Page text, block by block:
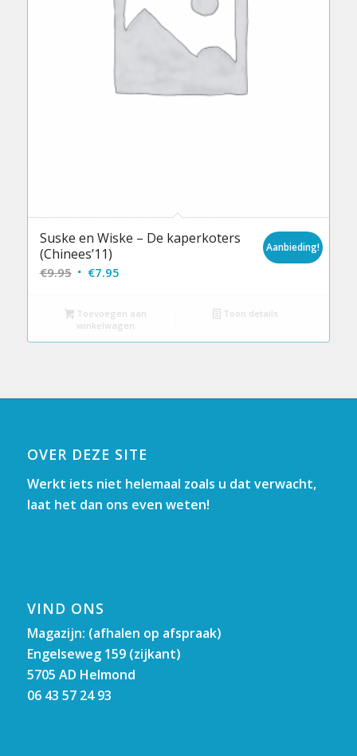
Suske en Wiske – De kaperkoters
(Chinees’11)
€9.95 Oorspronkelijke
was:
€9.95.
€7.95Huidige
is:
€7.95.
Aanbieding!
Toevoegen aan
winkelwagen
Toon details
OVER DEZE SITE
Werkt iets niet helemaal zoals u dat verwacht,
laat het dan ons even weten!
VIND ONS
Magazijn: (afhalen op afspraak)
Engelseweg 159 (zijkant)
5705 AD Helmond
06 43 57 24 93